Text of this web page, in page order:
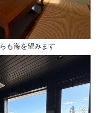
も海を望みます